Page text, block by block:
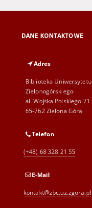
DANE KONTAKTOWE
Adres
Biblioteka Uniwersytetu
Zielonogórskiego
al. Wojska Polskiego 71
65-762 Zielona Góra
Telefon
(+48) 68 328 21 55
E-Mail
kontakt@zbc.uz.zgora.pl